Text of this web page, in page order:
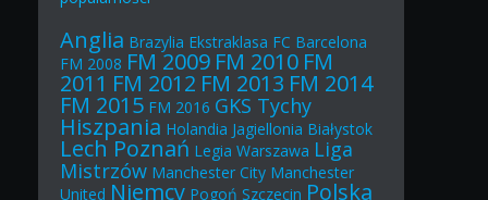
Anglia Brazylia Ekstraklasa FC Barcelona
FM 2008 FM 2009 FM 2010 FM
2011 FM 2012 FM 2013 FM 2014
FM 2015 FM 2016 GKS Tychy
Hiszpania Holandia Jagiellonia Białystok
Lech Poznań Legia Warszawa Liga
Mistrzów Manchester City Manchester
United Niemcy Pogoń Szczecin Polska